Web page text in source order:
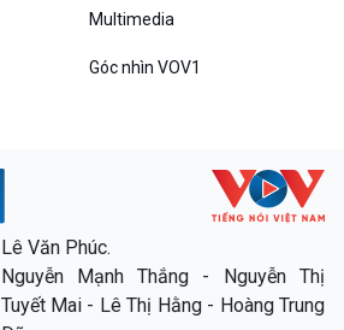
Multimedia
Góc nhìn VOV1
Lê Văn Phúc.
Nguyễn Mạnh Thắng - Nguyễn Thị
Tuyết Mai - Lê Thị Hằng - Hoàng Trung